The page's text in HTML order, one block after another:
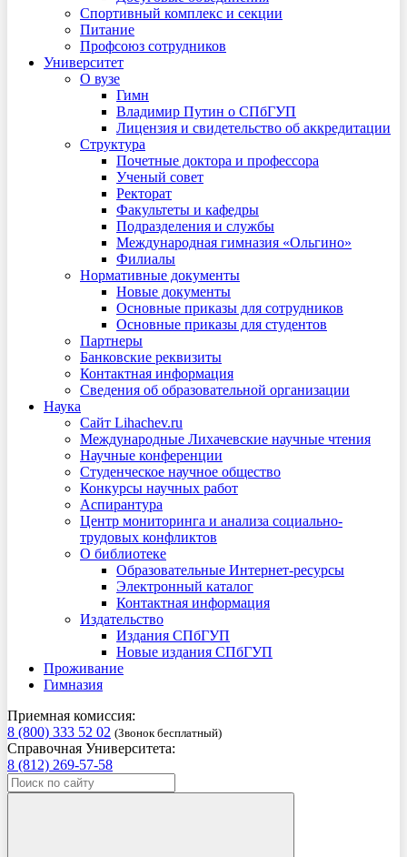
Спортивный комплекс и секции
Питание
Профсоюз сотрудников
Университет
О вузе
Гимн
Владимир Путин о СПбГУП
Лицензия и свидетельство об аккредитации
Структура
Почетные доктора и профессора
Ученый совет
Ректорат
Факультеты и кафедры
Подразделения и службы
Международная гимназия «Ольгино»
Филиалы
Нормативные документы
Новые документы
Основные приказы для сотрудников
Основные приказы для студентов
Партнеры
Банковские реквизиты
Контактная информация
Сведения об образовательной организации
Наука
Сайт Lihachev.ru
Международные Лихачевские научные чтения
Научные конференции
Студенческое научное общество
Конкурсы научных работ
Аспирантура
Центр мониторинга и анализа социально-
трудовых конфликтов
О библиотеке
Образовательные Интернет-ресурсы
Электронный каталог
Контактная информация
Издательство
Издания СПбГУП
Новые издания СПбГУП
Проживание
Гимназия
Приемная комиссия:
8 (800) 333 52 02 (Звонок бесплатный)
Справочная Университета:
8 (812) 269-57-58